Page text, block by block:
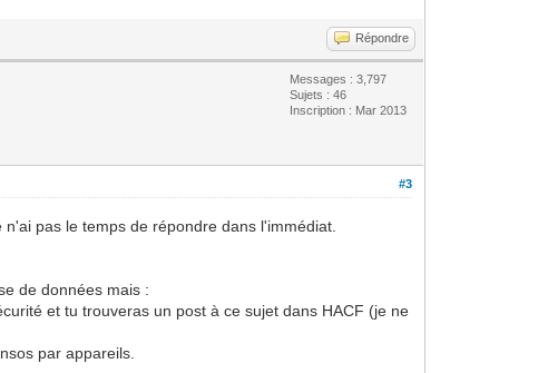
Répondre
Messages : 3,797
Sujets : 46
Inscription : Mar 2013
#3
pas le temps de répondre dans l'immédiat.
de données mais :
et tu trouveras un post à ce sujet dans HACF (je ne
par appareils.